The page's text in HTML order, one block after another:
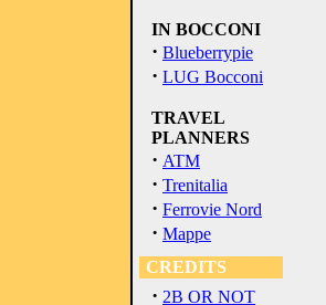
IN BOCCONI
· Blueberrypie
· LUG Bocconi
TRAVEL
PLANNERS
· ATM
· Trenitalia
· Ferrovie Nord
· Mappe
CREDITS
· 2B OR NOT